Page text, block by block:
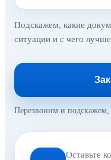
Подскажем, какие
ситуации и с чего
Перезвоним и
Оставьте